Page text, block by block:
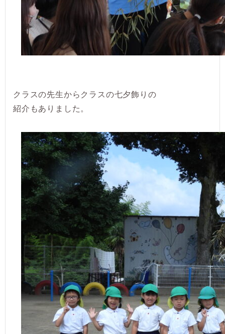
クラスの先生からクラスの七夕飾りの
紹介もありました。